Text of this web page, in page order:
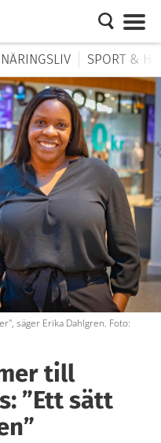
NÄRINGSLIV SPORT &
säger Erika Dahlgren. Foto:
till
”Ett sätt